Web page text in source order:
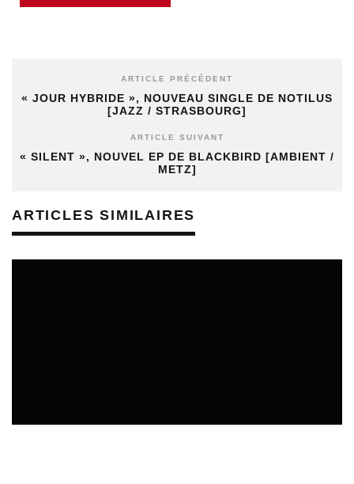
ARTICLE PRÉCÉDENT
« JOUR HYBRIDE », NOUVEAU SINGLE DE NOTILUS
[JAZZ / STRASBOURG]
ARTICLE SUIVANT
« SILENT », NOUVEL EP DE BLACKBIRD [AMBIENT /
METZ]
ARTICLES SIMILAIRES